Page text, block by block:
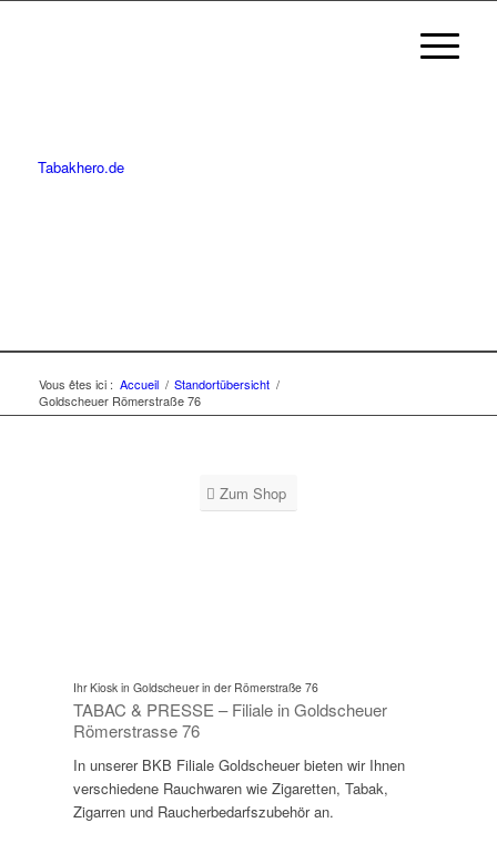
Tabakhero.de
Vous êtes ici : Accueil / Standortübersicht /
Goldscheuer Römerstraße 76
Zum Shop
Ihr Kiosk in Goldscheuer in der Römerstraße 76
TABAC & PRESSE – Filiale in Goldscheuer
Römerstrasse 76
In unserer BKB Filiale Goldscheuer bieten wir Ihnen
verschiedene Rauchwaren wie Zigaretten, Tabak,
Zigarren und Raucherbedarfszubehör an.